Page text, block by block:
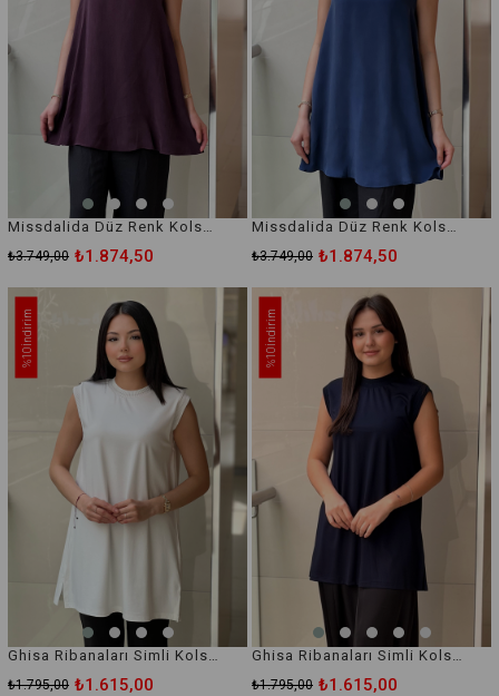
Missdalida Düz Renk Kolsuz Cupro İçlik Tunik
₺1.874,50
₺3.749,00
Missdalida Düz Renk Kolsuz Cupro İçlik Tunik
₺1.874,50
₺3.749,00
₺1.615,00
₺1.795,00
%10
İndirim
₺1.615,00
₺1.795,00
%10
İndirim